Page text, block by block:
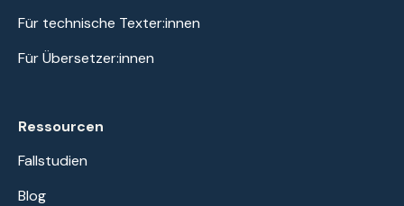
Für technische Texter:innen
Für Übersetzer:innen
Ressourcen
Fallstudien
Blog